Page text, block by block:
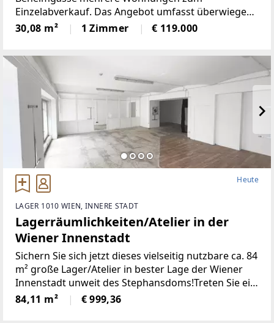
Einzelabverkauf. Das Angebot umfasst überwiegend
unbefristet und befristet vermietete sowie einige
leerstehende Einheiten mit Wohnflächen von ca. 25
30,08 m² 1 Zimmer € 119.000
Heute
LAGER 1010 WIEN, INNERE STADT
Lagerräumlichkeiten/Atelier in der
Wiener Innenstadt
Sichern Sie sich jetzt dieses vielseitig nutzbare ca. 84
m² große Lager/Atelier in bester Lage der Wiener
Innenstadt unweit des Stephansdoms!Treten Sie ein
und überzeugen Sie sich bei einer Besichtigung
selbst von den Räumlichkeiten und
84,11 m² € 999,36